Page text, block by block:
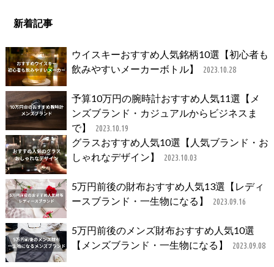
新着記事
ウイスキーおすすめ人気銘柄10選【初心者も
飲みやすいメーカーボトル】
2023.10.28
予算10万円の腕時計おすすめ人気11選【メ
ンズブランド・カジュアルからビジネスま
で】
2023.10.19
グラスおすすめ人気10選【人気ブランド・お
しゃれなデザイン】
2023.10.03
5万円前後の財布おすすめ人気13選【レディ
ースブランド・一生物になる】
2023.09.16
5万円前後のメンズ財布おすすめ人気10選
【メンズブランド・一生物になる】
2023.09.08